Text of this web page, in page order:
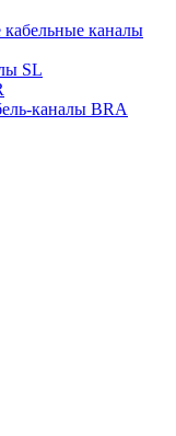
кабельные каналы
SL
каналы BRA